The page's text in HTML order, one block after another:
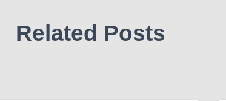
Related Posts